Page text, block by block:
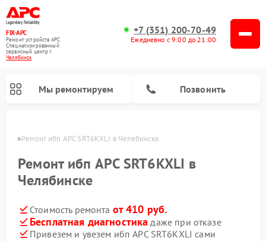
FIX-APC
Ремонт устройств APC
Специализированный
cервисный центр г.
Челябинск
+7 (351) 200-70-49
Ежедневно с 9:00 до 21:00
Мы ремонтируем Позвонить
Ремонт ибп APC SRT6KXLI в Челябинске
Ремонт ибп APC SRT6KXLI в
Челябинске
Стоимость ремонта от 410 руб.
Бесплатная диагностика даже при отказе
Привезем и увезем ибп APC SRT6KXLI сами